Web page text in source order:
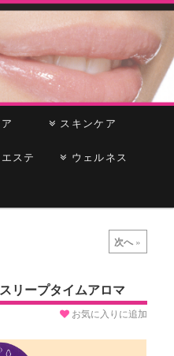
ア スキンケア
ステ ウェルネス
次へ »
ープタイムアロマ
お気に入りに追加